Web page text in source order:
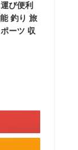
び便利
釣り 旅
ーツ 収